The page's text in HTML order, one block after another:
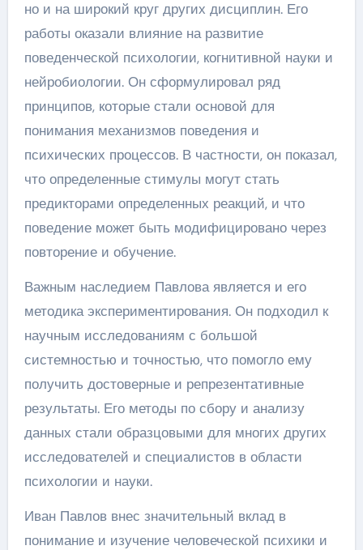
но и на широкий круг других дисциплин. Его
работы оказали влияние на развитие
поведенческой психологии, когнитивной науки и
нейробиологии. Он сформулировал ряд
принципов, которые стали основой для
понимания механизмов поведения и
психических процессов. В частности, он показал,
что определенные стимулы могут стать
предикторами определенных реакций, и что
поведение может быть модифицировано через
повторение и обучение.
Важным наследием Павлова является и его
методика экспериментирования. Он подходил к
научным исследованиям с большой
системностью и точностью, что помогло ему
получить достоверные и репрезентативные
результаты. Его методы по сбору и анализу
данных стали образцовыми для многих других
исследователей и специалистов в области
психологии и науки.
Иван Павлов внес значительный вклад в
понимание и изучение человеческой психики и